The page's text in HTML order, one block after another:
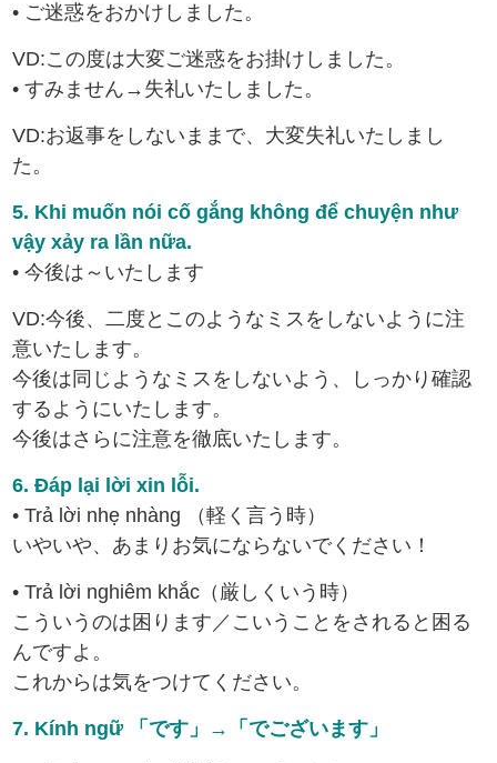
• ご迷惑をおかけしました。
VD:この度は大変ご迷惑をお掛けしました。
• すみません→失礼いたしました。
VD:お返事をしないままで、大変失礼いたしまし
た。
5. Khi muốn nói cố gắng không để chuyện như
vậy xảy ra lần nữa.
• 今後は～いたします
VD:今後、二度とこのようなミスをしないように注
意いたします。
今後は同じようなミスをしないよう、しっかり確認
するようにいたします。
今後はさらに注意を徹底いたします。
6. Đáp lại lời xin lỗi.
• Trả lời nhẹ nhàng （軽く言う時）
いやいや、あまりお気にならないでください！
• Trả lời nghiêm khắc（厳しくいう時）
こういうのは困ります／こいうことをされると困る
んですよ。
これからは気をつけてください。
7. Kính ngữ 「です」→「でございます」